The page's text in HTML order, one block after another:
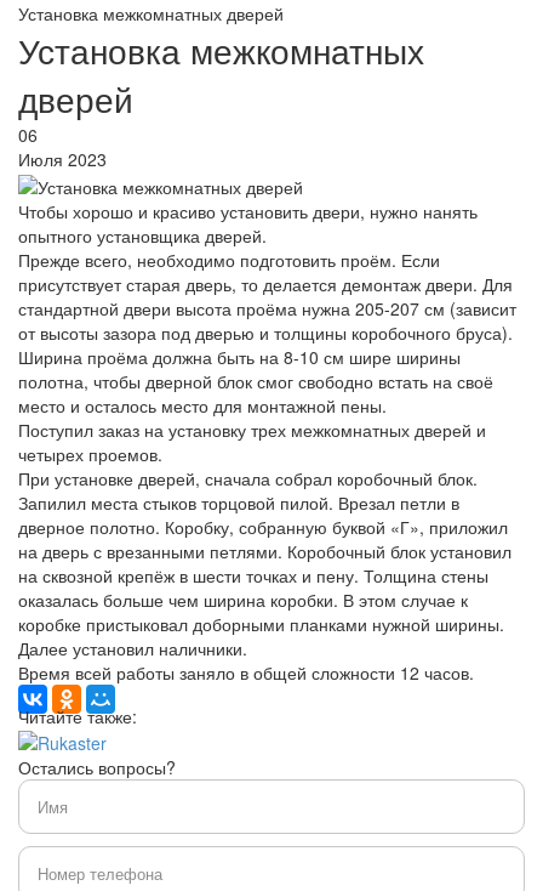
Установка межкомнатных дверей
Установка межкомнатных
дверей
06
Июля 2023
Чтобы хорошо и красиво установить двери, нужно нанять
опытного установщика дверей.
Прежде всего, необходимо подготовить проём. Если
присутствует старая дверь, то делается демонтаж двери. Для
стандартной двери высота проёма нужна 205-207 см (зависит
от высоты зазора под дверью и толщины коробочного бруса).
Ширина проёма должна быть на 8-10 см шире ширины
полотна, чтобы дверной блок смог свободно встать на своё
место и осталось место для монтажной пены.
Поступил заказ на установку трех межкомнатных дверей и
четырех проемов.
При установке дверей, сначала собрал коробочный блок.
Запилил места стыков торцовой пилой. Врезал петли в
дверное полотно. Коробку, собранную буквой «Г», приложил
на дверь с врезанными петлями. Коробочный блок установил
на сквозной крепёж в шести точках и пену. Толщина стены
оказалась больше чем ширина коробки. В этом случае к
коробке пристыковал доборными планками нужной ширины.
Далее установил наличники.
Время всей работы заняло в общей сложности 12 часов.
Читайте также:
Остались вопросы?